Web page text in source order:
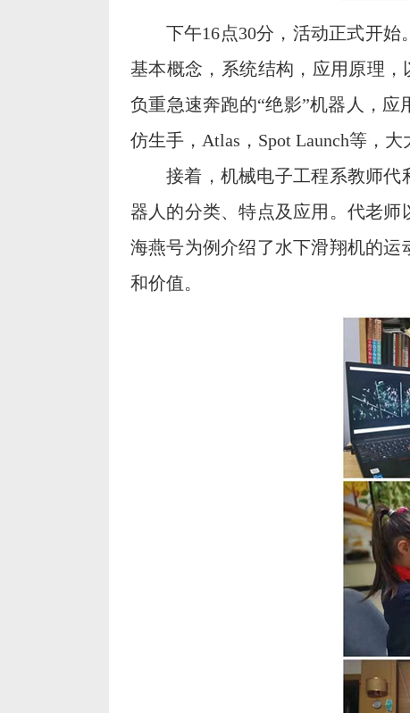
下午16点30分，活动正式开
基本概念，系统结构，应用原理
负重急速奔跑的“绝影”机器人，
仿生手，Atlas，Spot Launch等，
接着，机械电子工程系教师代
器人的分类、特点及应用。代老
海燕号为例介绍了水下滑翔机的
和价值。